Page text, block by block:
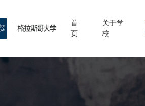
首
页
关于学
校